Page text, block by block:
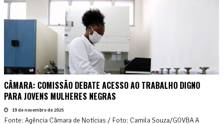
CÂMARA: COMISSÃO DEBATE ACESSO AO TRABALHO DIGNO
PARA JOVENS MULHERES NEGRAS
19 de novembro de 2025
Fonte: Agência Câmara de Notícias / Foto: Camila Souza/GOVBA A